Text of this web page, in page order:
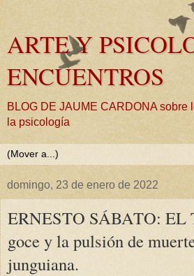
ARTE Y
ENCUENTROS
BLOG DE JAUME CARDONA sobre
la psicología
domingo, 23 de enero de 2022
ERNESTO SÁBATO: EL
goce y la pulsión de
junguiana.